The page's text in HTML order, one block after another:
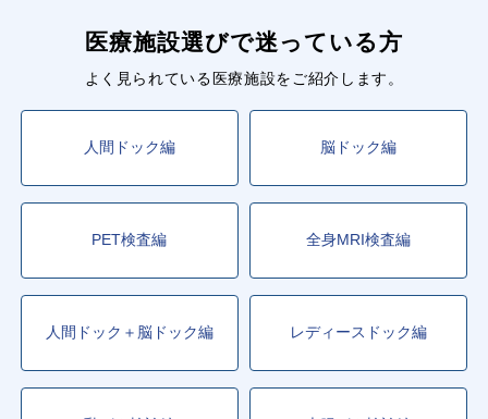
医療施設選びで迷っている方
よく見られている医療施設をご紹介します。
人間ドック編 脳ドック編
PET検査編 全身MRI検査編
人間ドック＋脳ドック編 レディースドック編